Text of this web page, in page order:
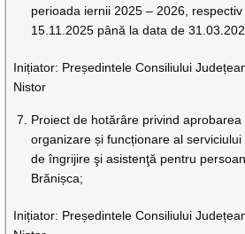
perioada iernii 2025 – 2026,
15.11.2025 până la data de
Inițiator: Președintele Consiliului
Nistor
Proiect de hotărâre privind
organizare și funcționare al
de îngrijire şi asistenţă pentru
Brănișca;
Inițiator: Președintele Consiliului